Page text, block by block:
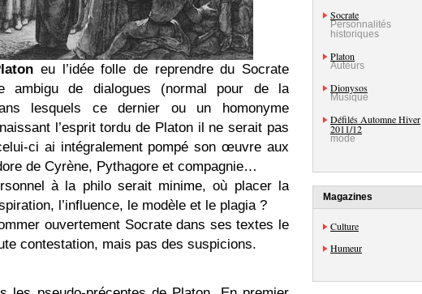
eu l’idée folle de reprendre du Socrate
ambigu de dialogues (normal pour de la
lesquels ce dernier ou un homonyme
l’esprit tordu de Platon il ne serait pas
ci ai intégralement pompé son œuvre aux
de Cyrène, Pythagore et compagnie…
à la philo serait minime, où placer la
l’influence, le modèle et le plagia ?
ouvertement Socrate dans ses textes le
contestation, mais pas des suspicions.
Socrate
Personnalités
historiques
Platon
Auteurs
Dionysos
Musique
Défilés Automne Hiver
2011/12
mode
Magazines
Culture
Humeur